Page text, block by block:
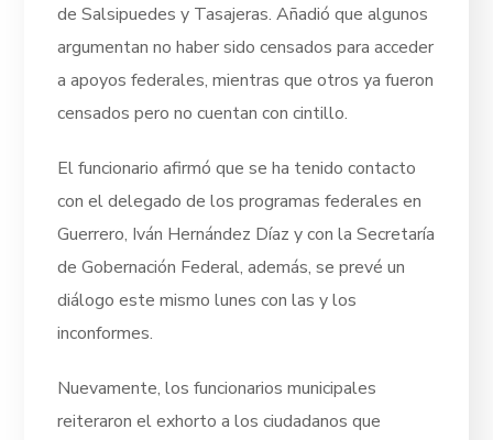
de Salsipuedes y Tasajeras. Añadió que algunos
argumentan no haber sido censados para acceder
a apoyos federales, mientras que otros ya fueron
censados pero no cuentan con cintillo.
El funcionario afirmó que se ha tenido contacto
con el delegado de los programas federales en
Guerrero, Iván Hernández Díaz y con la Secretaría
de Gobernación Federal, además, se prevé un
diálogo este mismo lunes con las y los
inconformes.
Nuevamente, los funcionarios municipales
reiteraron el exhorto a los ciudadanos que